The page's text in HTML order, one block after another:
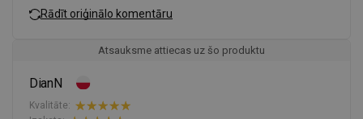
Rādīt oriģinālo komentāru
Atsauksme attiecas uz šo produktu
DianN
Kvalitāte: